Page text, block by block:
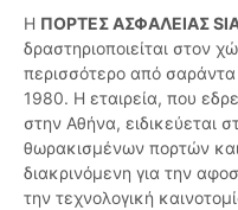
Η ΠΟΡΤΕΣ ΑΣΦΑΛΕΙΑΣ
δραστηριοποιείται στον
περισσότερο από σαράντα
1980. Η εταιρεία, που
στην Αθήνα, ειδικεύεται
θωρακισμένων πορτών
διακρινόμενη για την
την τεχνολογική